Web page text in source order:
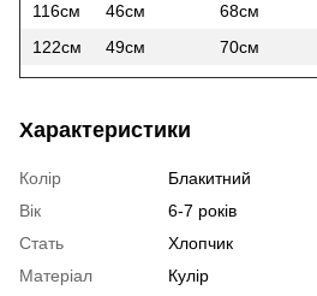
116см
46см 68см
122см
49см 70см
Характеристики
Колір
Блакитний
Вік
6-7 років
Стать
Хлопчик
Матеріал
Кулір